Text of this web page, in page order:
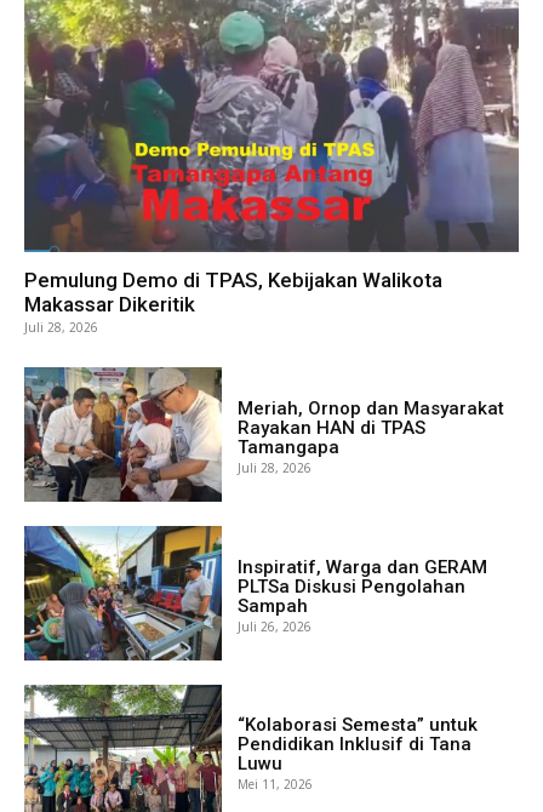
Pemulung Demo di TPAS, Kebijakan Walikota
Makassar Dikeritik
Juli 28, 2026
Meriah, Ornop dan Masyarakat
Rayakan HAN di TPAS
Tamangapa
Juli 28, 2026
Inspiratif, Warga dan GERAM
PLTSa Diskusi Pengolahan
Sampah
Juli 26, 2026
“Kolaborasi Semesta” untuk
Pendidikan Inklusif di Tana
Luwu
Mei 11, 2026